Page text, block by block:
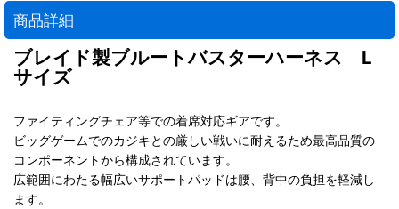
商品詳細
ブレイド製ブルートバスターハーネス L
サイズ
ファイティングチェア等での着席対応ギアです。
ビッグゲームでのカジキとの厳しい戦いに耐えるため最高品質の
コンポーネントから構成されています。
広範囲にわたる幅広いサポートパッドは腰、背中の負担を軽減し
ます。